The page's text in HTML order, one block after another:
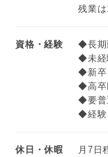
の待遇面充実
異業種から転職し
ぜひ、チャレンジ
荷物運びや養生な
＜ある1日の流れ＞
8:30 出勤／朝礼
12:00 外出先にて
残業は
資格・経験
◆長期
◆未経
◆新卒
◆高卒
◆要普
◆経験
休日・休暇
月7日